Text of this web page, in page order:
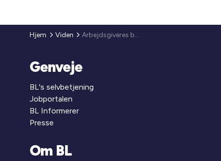
Hjem Viden Arbejdsgiveres betaling af sygedagpenge
Genveje
BL's selvbetjening
Jobportalen
BL Informerer
Presse
Om BL